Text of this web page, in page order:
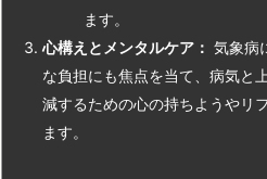
ます。
心構えとメンタルケア： 気象病
な負担にも焦点を当て、病気と
減するための心の持ちようやリ
ます。